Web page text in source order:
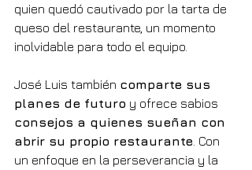
quien quedó cautivado por la tarta de
queso del restaurante, un momento
inolvidable para todo el equipo.
José Luis también comparte sus
planes de futuro y ofrece sabios
consejos a quienes sueñan con
abrir su propio restaurante . Con
un enfoque en la perseverancia y la